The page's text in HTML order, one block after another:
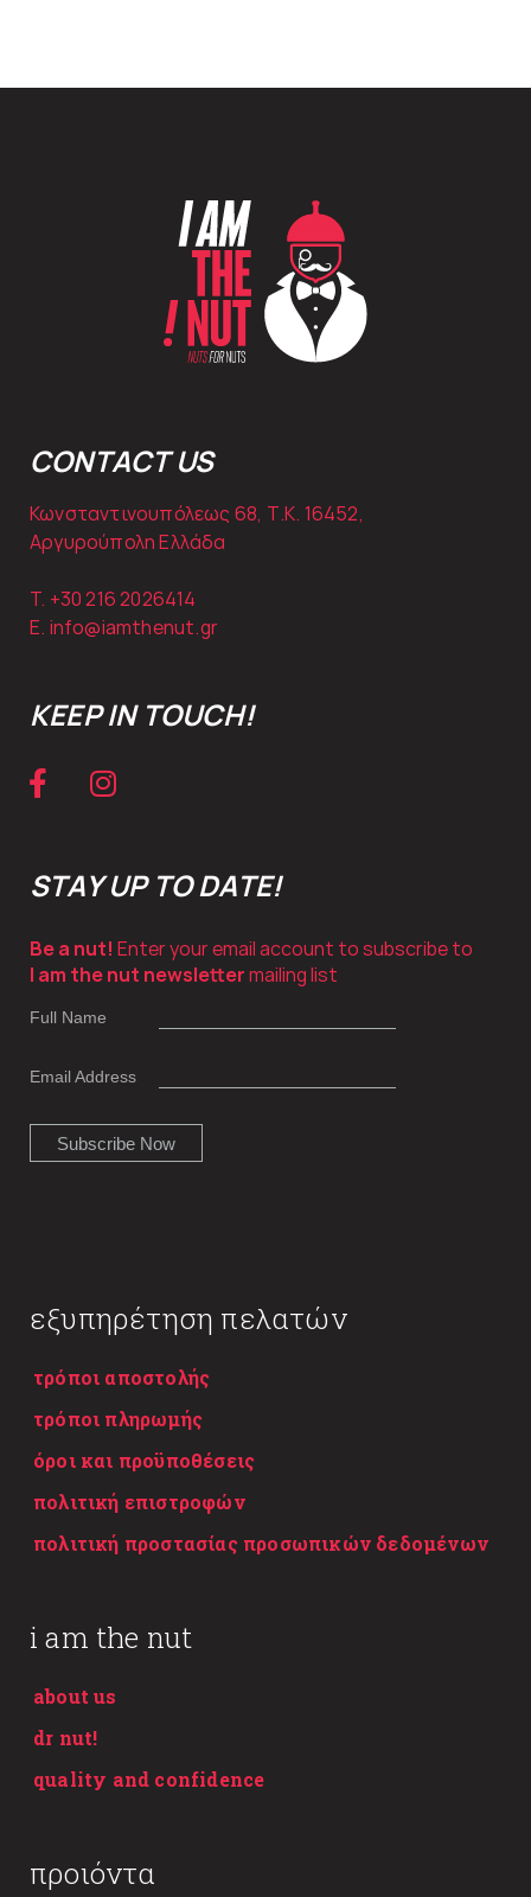
CONTACT US
Κωνσταντινουπόλεως 68, Τ.Κ. 16452,
Αργυρούπολη Ελλάδα
T. +30216 2026414
E. info@iamthenut.gr
KEEP IN TOUCH!
STAY UP TO DATE!
Be a nut! Enter your email account to subscribe to
I am the nut newslettermailing list
Full Name
Email Address
εξυπηρέτηση πελατών
τρόποι αποστολής
τρόποι πληρωμής
όροι και προϋποθέσεις
πολιτική επιστροφών
πολιτική προστασίας προσωπικών δεδομένων
i am the nut
about us
dr nut!
quality and confidence
προιόντα